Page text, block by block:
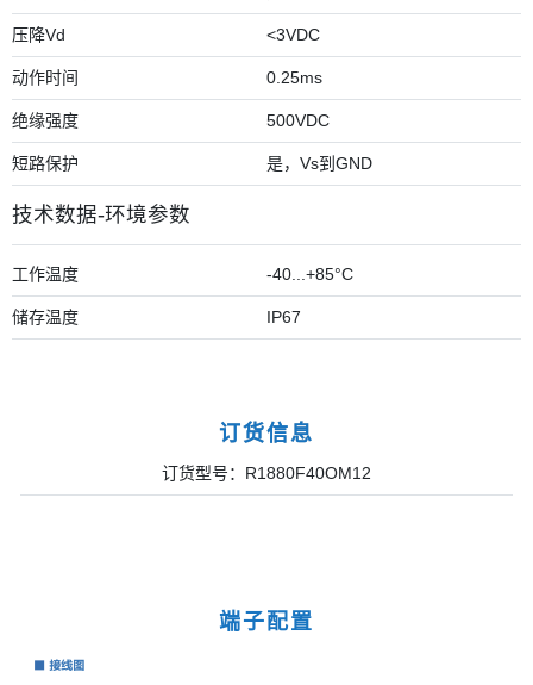
压降Vd <3VDC
动作时间 0.25ms
绝缘强度 500VDC
短路保护 是，Vs到GND
技术数据-环境参数
工作温度 -40...+85°C
储存温度 IP67
订货信息
订货型号：R1880F40OM12
端子配置